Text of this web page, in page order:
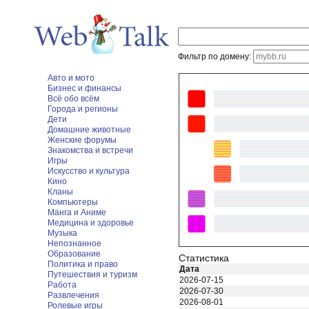
Фильтр по домену:
Авто и мото
Бизнес и финансы
Всё обо всём
Города и регионы
Дети
Домашние животные
Женские форумы
Знакомства и встречи
Игры
Искусство и культура
Кино
Кланы
Компьютеры
Манга и Аниме
Медицина и здоровье
Музыка
Непознанное
Образование
Политика и право
Путешествия и туризм
Работа
Развлечения
Ролевые игры
Статистика
Дата
2026-07-15
2026-07-30
2026-08-01